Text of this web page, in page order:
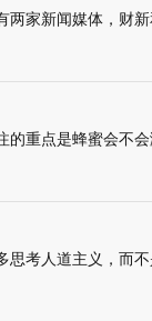
家新闻媒体，财新
重点是蜂蜜会不会
思考人道主义，而